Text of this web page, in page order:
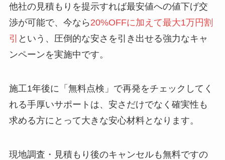
他社の見積もりを提示すれば最安値への値下げ交
渉が可能で、今なら 20%OFFに加えて最大1万円割
引 という、圧倒的な安さを引き出せる強力なキャ
ンペーンを実施中です。
施工1年後に「無料点検」で再発をチェックしてく
れる手厚いサポートは、安さだけでなく確実性も
求める方にとって大きな安心材料となります。
現地調査・見積もり後のキャンセルも無料ですの